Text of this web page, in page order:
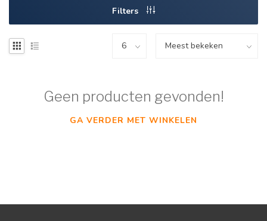
Filters
Geen producten gevonden!
GA VERDER MET WINKELEN